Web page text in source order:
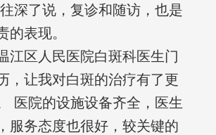
深了说，复诊和随访，也是
的表现。
江区人民医院白斑科医生门
，让我对白斑的治疗有了更
医院的设施设备齐全，医生
服务态度也很好，较关键的